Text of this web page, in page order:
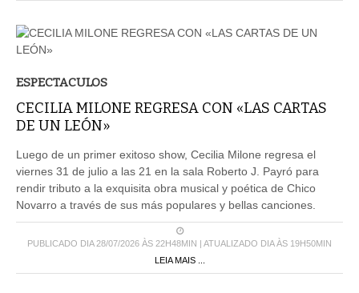
ESPECTACULOS
CECILIA MILONE REGRESA CON «LAS CARTAS
DE UN LEÓN»
Luego de un primer exitoso show, Cecilia Milone regresa el
viernes 31 de julio a las 21 en la sala Roberto J. Payró para
rendir tributo a la exquisita obra musical y poética de Chico
Novarro a través de sus más populares y bellas canciones.
PUBLICADO DIA 28/07/2026 ÀS 22H48MIN | ATUALIZADO DIA ÀS 19H50MIN
LEIA MAIS ...